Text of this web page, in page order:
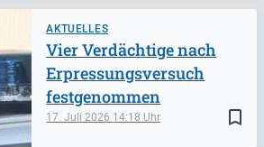
AKTUELLES
bookmark_border
17. Juli 2026 14:18
Vier Verdächtige nach
Erpressungsversuch
festgenommen